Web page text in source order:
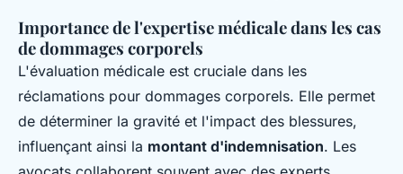
Importance de l'expertise médicale dans les cas
de dommages corporels
L'évaluation médicale est cruciale dans les
réclamations pour dommages corporels. Elle permet
de déterminer la gravité et l'impact des blessures,
influençant ainsi la montant d'indemnisation. Les